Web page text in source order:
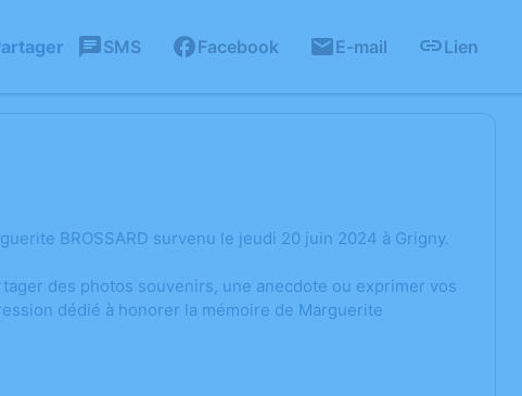
SMS Facebook E-mail Lien
BROSSARD survenu le jeudi 20 juin 2024 à Grigny.
des photos souvenirs, une anecdote ou exprimer vos
dédié à honorer la mémoire de Marguerite